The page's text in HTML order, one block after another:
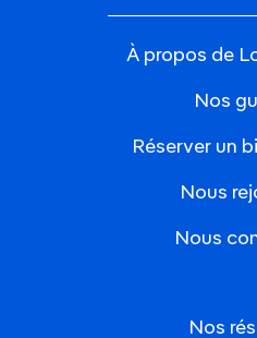
À propos de
Nos
Réserver un
Nous
Nous
Nos